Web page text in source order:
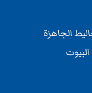
الجاهزة